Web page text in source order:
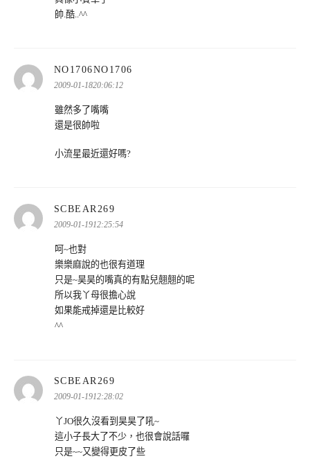
帥.酷..^^
NO1706NO1706
2009-01-1820:06:12
雖然多了嘴嘴
還是很帥啦
小流星最近還好嗎?
SCBEAR269
示:
2009-01-1912:25:54
呵~也對
樂樂麻說的也很有道理
只是~昊昊的嘴真的有點兒翹翹的呢
所以我丫母很擔心說
如果能戒掉還是比較好
^^
SCBEAR269
示:
2009-01-1912:28:02
丫JO很久沒看到昊昊了吼~
這小子長大了不少，也很會說話囉
只是~~又變得更皮了些